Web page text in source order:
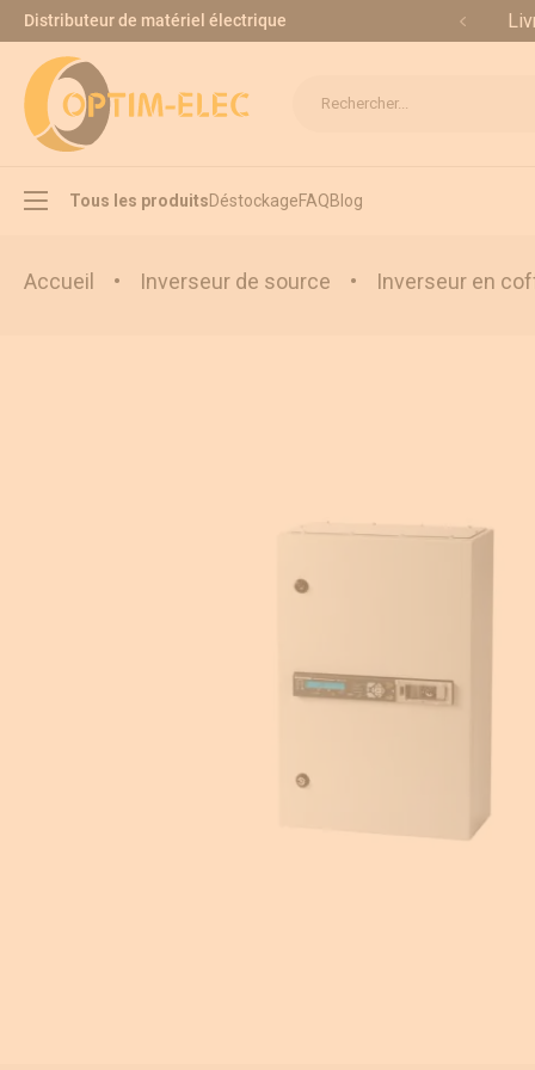
Allez au contenu
Distributeur de matériel électrique
Rechercher...
Tous les produitsDéstockageFAQBlog
Accueil • Inverseur de source • Inverseur en